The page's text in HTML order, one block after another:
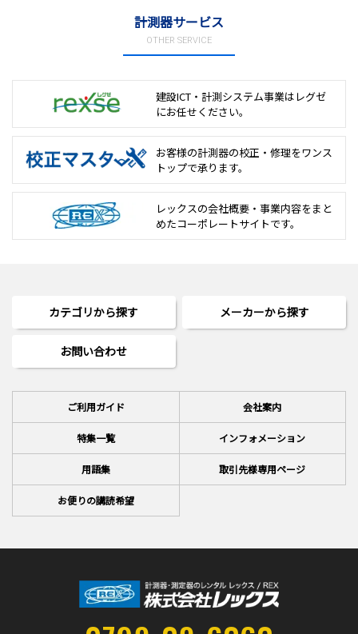
計測器サービス
OTHER SERVICE
建設ICT・計測システム事業は レグゼ
にお任せください。
お客様の計測器の校正・修理をワンス
トップで承ります。
レックスの会社概要・事業内容をまと
めたコーポレートサイトです。
カテゴリから探す メーカーから探す
お問い合わせ
ご利用ガイド 会社案内
特集一覧 インフォメーション
用語集 取引先様専用ページ
お便りの講読希望